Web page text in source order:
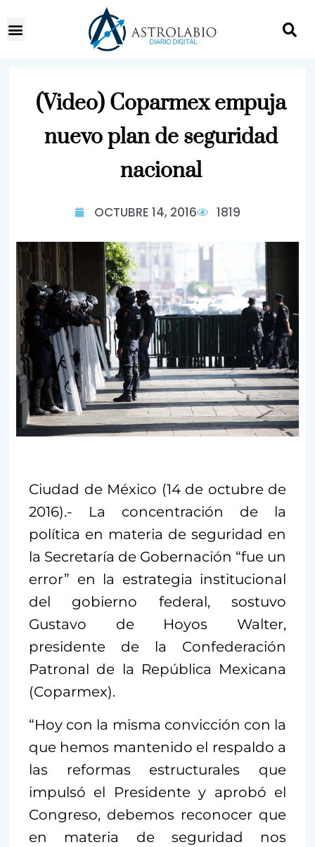
(Video) Coparmex empuja
nuevo plan de seguridad
nacional
OCTUBRE 14, 2016 1819
Ciudad de México (14 de octubre de
2016).- La concentración de la
política en materia de seguridad en
la Secretaría de Gobernación “fue un
error” en la estrategia institucional
del gobierno federal, sostuvo
Gustavo de Hoyos Walter,
presidente de la Confederación
Patronal de la República Mexicana
(Coparmex).
“Hoy con la misma convicción con la
que hemos mantenido el respaldo a
las reformas estructurales que
impulsó el Presidente y aprobó el
Congreso, debemos reconocer que
en materia de seguridad nos